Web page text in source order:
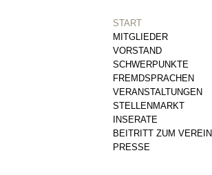
START
MITGLIEDER
VORSTAND
SCHWERPUNKTE
FREMDSPRACHEN
VERANSTALTUNGEN
STELLENMARKT
INSERATE
BEITRITT ZUM VEREIN
PRESSE